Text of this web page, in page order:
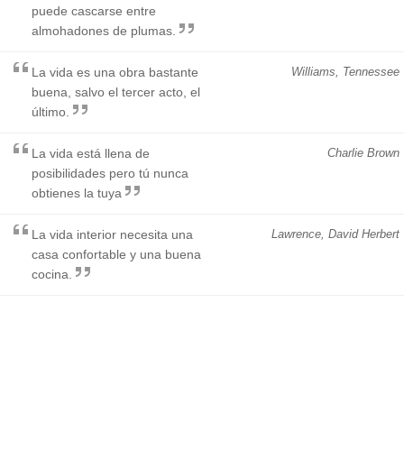
puede cascarse entre
almohadones de plumas.
Williams, Tennessee
La vida es una obra bastante
buena, salvo el tercer acto, el
último.
Charlie Brown
La vida está llena de
posibilidades pero tú nunca
obtienes la tuya
Lawrence, David Herbert
La vida interior necesita una
casa confortable y una buena
cocina.